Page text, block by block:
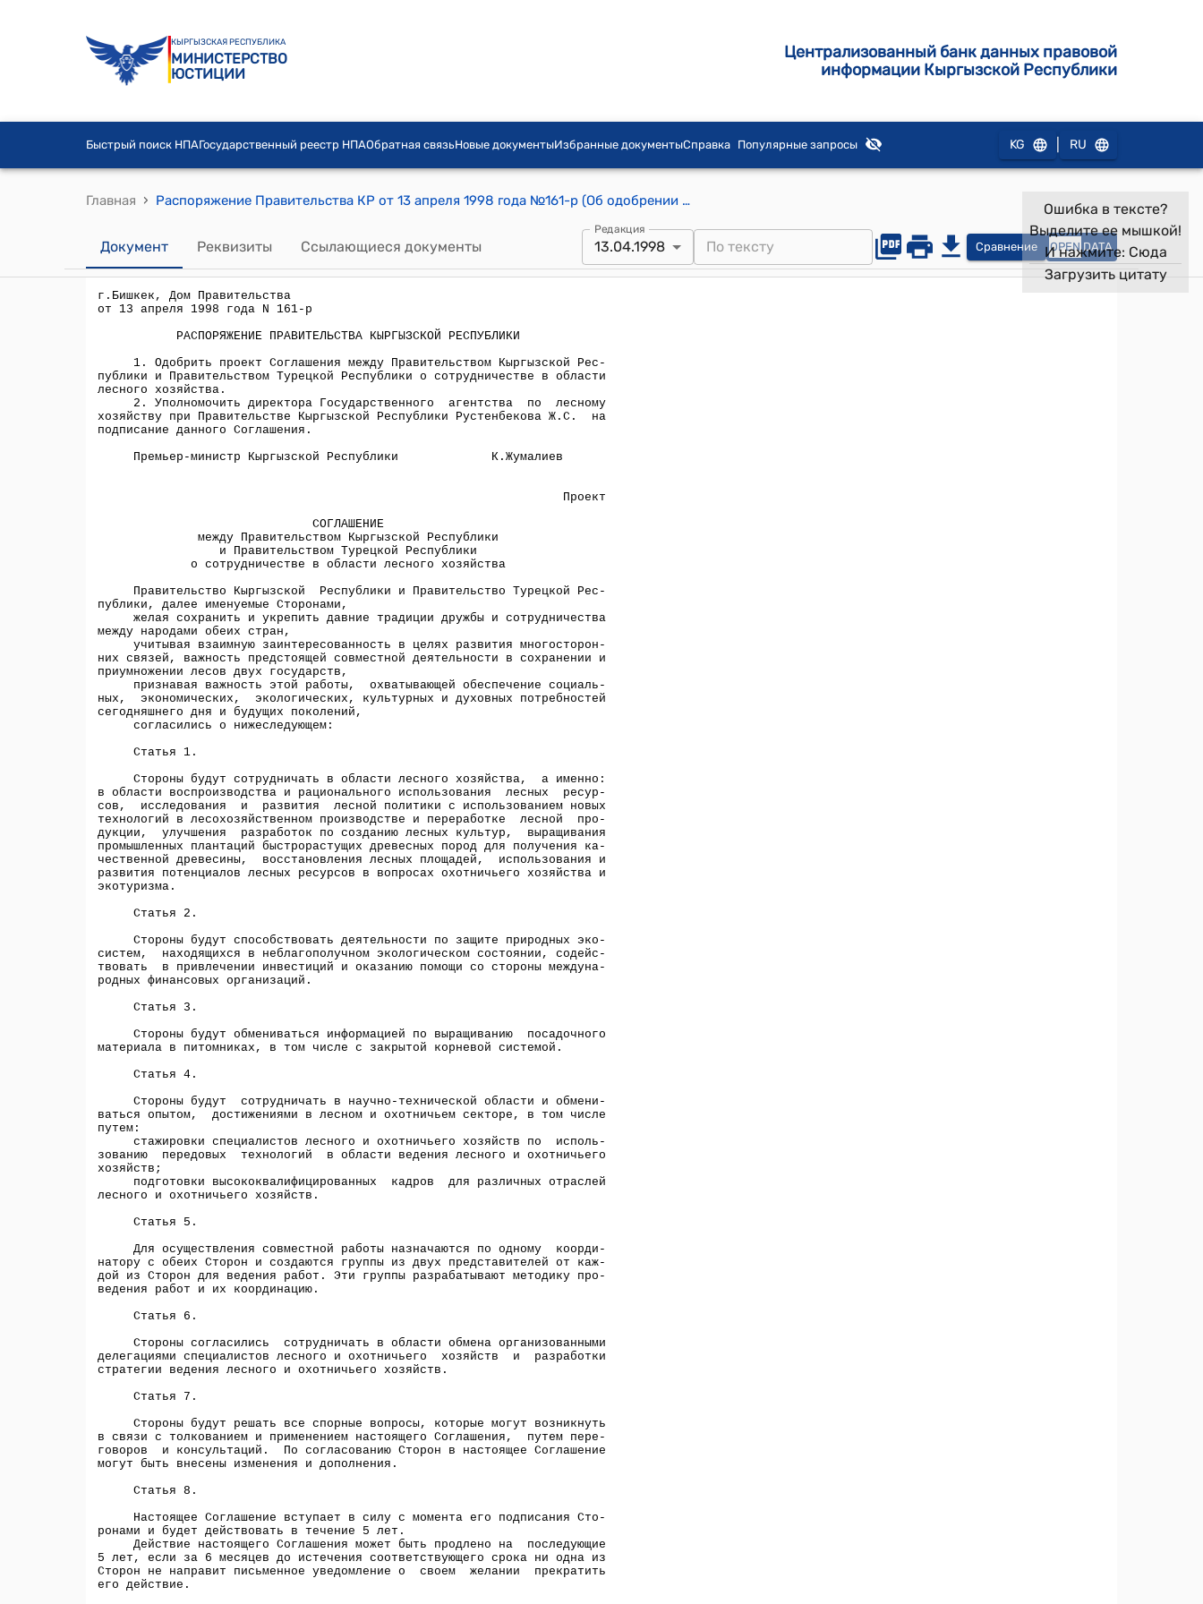
КЫРГЫЗСКАЯ РЕСПУБЛИКА
МИНИСТЕРСТВО
ЮСТИЦИИ
Централизованный банк данных правовой
информации Кыргызской Республики
Быстрый поиск НПАГосударственный реестр НПАОбратная связьНовые документыИзбранные документыСправка Популярные запросы KG RU
Главная › Распоряжение Правительства КР от 13 апреля 1998 года №161-р (Об одобрении проекта Соглашения между Правительством КР и Правительством Турецкой Республики о сотрудничестве в области лесного хозяйства)
Документ Реквизиты Ссылающиеся документы
Редакция
13.04.1998 Сравнение OPEN DATA
Ошибка в тексте?
Выделите ее мышкой!
И нажмите: Сюда
Загрузить цитату